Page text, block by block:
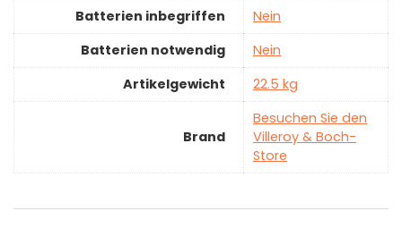
Batterien inbegriffen
‎Nein
Batterien notwendig
‎Nein
Artikelgewicht
‎22.5 kg
Brand
Besuchen Sie den
Villeroy & Boch-
Store